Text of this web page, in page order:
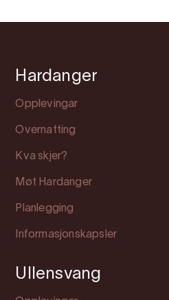
Hardanger
Opplevingar
Overnatting
Kva skjer?
Møt Hardanger
Planlegging
Informasjonskapsler
Ullensvang